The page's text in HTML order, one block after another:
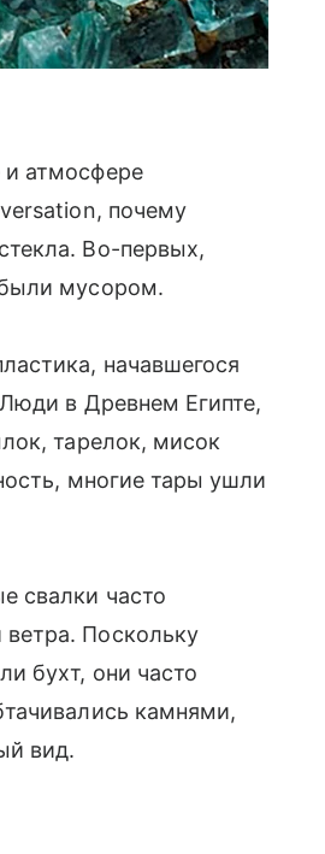
и атмосфере
почему
Во-первых,
были мусором.
начавшегося
в Древнем Египте,
тарелок, мисок
многие тары ушли
свалки часто
Поскольку
бухт, они часто
камнями,
вид.